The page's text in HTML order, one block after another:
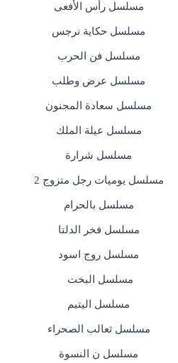
مسلسل رأس الأفعى
مسلسل حكاية نرجس
مسلسل فن الحرب
مسلسل عرض وطلب
مسلسل سعادة المجنون
مسلسل عيلة الملك
مسلسل شرارة
مسلسل يوميات رجل متزوج 2
مسلسل بالحرام
مسلسل فخر الدلتا
مسلسل روج اسود
مسلسل البخت
مسلسل اليتيم
مسلسل ثعالب الصحراء
مسلسل ن النسوة